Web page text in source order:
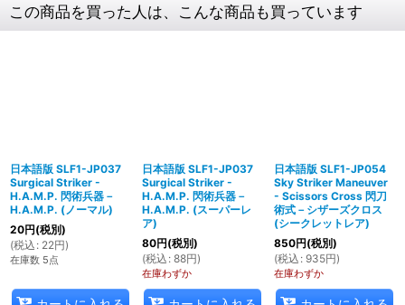
この商品を買った人は、こんな商品も買っています
日本語版 SLF1-JP037
Surgical Striker -
H.A.M.P. 閃術兵器－
H.A.M.P. (ノーマル)
20円(税別)
(税込 : 22円)
在庫数 5点
日本語版 SLF1-JP037
Surgical Striker -
H.A.M.P. 閃術兵器－
H.A.M.P. (スーパーレ
ア)
80円(税別)
(税込 : 88円)
在庫わずか
日本語版 SLF1-JP054
Sky Striker Maneuver
- Scissors Cross 閃刀
術式－シザーズクロス
(シークレットレア)
850円(税別)
(税込 : 935円)
在庫わずか